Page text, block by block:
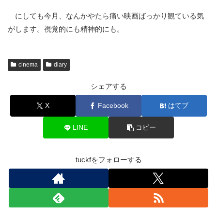
にしても今月、なんかやたら痛い映画ばっかり観ている気
がします。視覚的にも精神的にも。
cinema diary
シェアする
X Facebook はてブ
LINE コピー
tuckfをフォローする